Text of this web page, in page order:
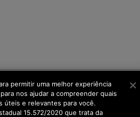
permitir uma melhor experiência
nos ajudar a compreender quais
úteis e relevantes para você.
15.572/2020 que trata da